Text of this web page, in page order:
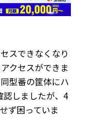
スできなくなり
クセスができま
型番の筐体にハ
認しましたが、4
ず困っていま